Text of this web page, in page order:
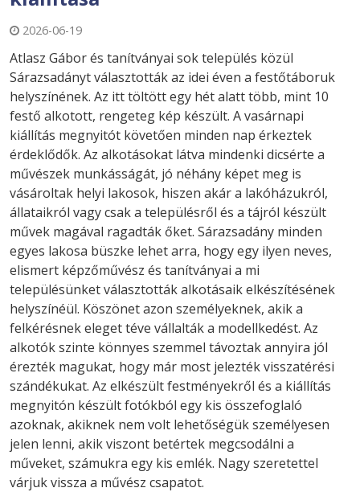
2026-06-19
Atlasz Gábor és tanítványai sok település közül
Sárazsadányt választották az idei éven a festőtáboruk
helyszínének. Az itt töltött egy hét alatt több, mint 10
festő alkotott, rengeteg kép készült. A vasárnapi
kiállítás megnyitót követően minden nap érkeztek
érdeklődők. Az alkotásokat látva mindenki dicsérte a
művészek munkásságát, jó néhány képet meg is
vásároltak helyi lakosok, hiszen akár a lakóházukról,
állataikról vagy csak a településről és a tájról készült
művek magával ragadták őket. Sárazsadány minden
egyes lakosa büszke lehet arra, hogy egy ilyen neves,
elismert képzőművész és tanítványai a mi
településünket választották alkotásaik elkészítésének
helyszínéül. Köszönet azon személyeknek, akik a
felkérésnek eleget téve vállalták a modellkedést. Az
alkotók szinte könnyes szemmel távoztak annyira jól
érezték magukat, hogy már most jelezték visszatérési
szándékukat. Az elkészült festményekről és a kiállítás
megnyitón készült fotókból egy kis összefoglaló
azoknak, akiknek nem volt lehetőségük személyesen
jelen lenni, akik viszont betértek megcsodálni a
műveket, számukra egy kis emlék. Nagy szeretettel
várjuk vissza a művész csapatot.